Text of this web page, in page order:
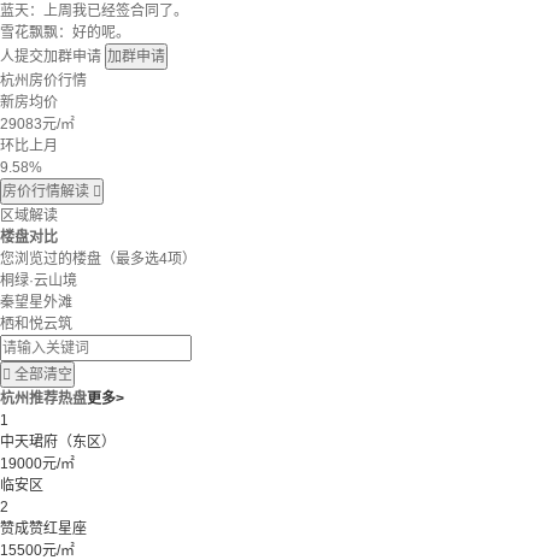
蓝天：上周我已经签合同了。
雪花飘飘：好的呢。
人提交加群申请 加群申请
杭州房价行情
新房均价
29083元/㎡
环比上月
9.58%
房价行情解读 
区域解读
楼盘对比
您浏览过的楼盘 （最多选4项）
桐绿·云山境
秦望星外滩
栖和悦云筑
 全部清空
杭州推荐热盘更多>
1
中天珺府（东区）
19000元/㎡
临安区
2
赞成赞红星座
15500元/㎡